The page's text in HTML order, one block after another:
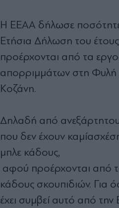
Η ΕΕΑΑ δήλωσε
Ετήσια ∆ήλωση του
προέρχονται από τα
απορριµµάτων στη Φυλή
Κοζάνη.
∆ηλαδή από
που δεν έχουν
µπλε κάδους,
αφού προέρχονται από
κάδους σκουπιδιών. Για
έχει συµβεί αυτό από